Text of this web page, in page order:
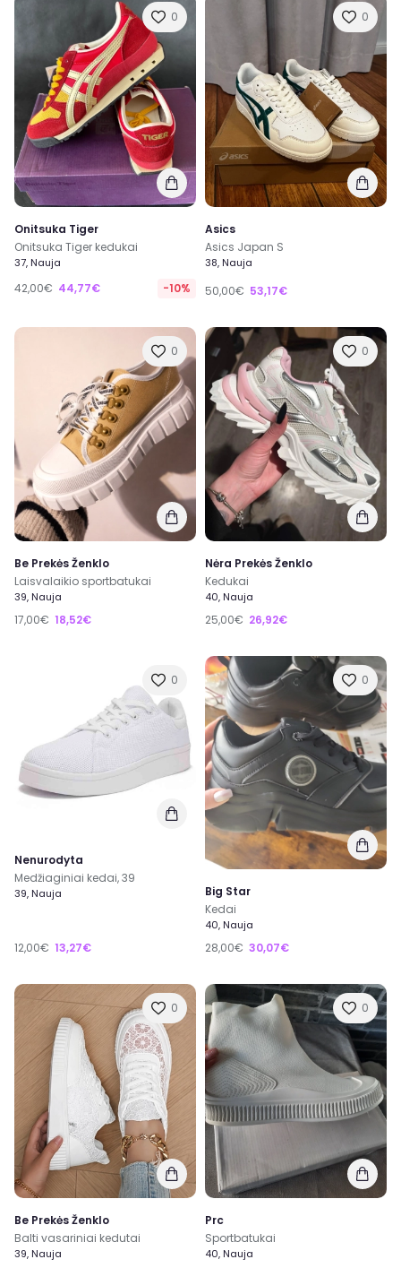
0
Onitsuka Tiger
Onitsuka Tiger kedukai
37, Nauja
42,00€ 44,77€ -10%
0
Asics
Asics Japan S
38, Nauja
50,00€ 53,17€
0
Be Prekės Ženklo
Laisvalaikio sportbatukai
39, Nauja
17,00€ 18,52€
0
Nėra Prekės Ženklo
Kedukai
40, Nauja
25,00€ 26,92€
0
Nenurodyta
Medžiaginiai kedai, 39
39, Nauja
12,00€ 13,27€
0
Big Star
Kedai
40, Nauja
28,00€ 30,07€
0
Be Prekės Ženklo
Balti vasariniai kedutai
39, Nauja
0
Prc
Sportbatukai
40, Nauja